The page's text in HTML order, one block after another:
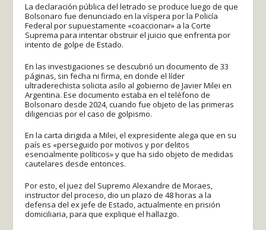
La declaración pública del letrado se produce luego de que
Bolsonaro fue denunciado en la víspera por la Policía
Federal por supuestamente «coaccionar» a la Corte
Suprema para intentar obstruir el juicio que enfrenta por
intento de golpe de Estado.
En las investigaciones se descubrió un documento de 33
páginas, sin fecha ni firma, en donde el líder
ultraderechista solicita asilo al gobierno de Javier Milei en
Argentina. Ese documento estaba en el teléfono de
Bolsonaro desde 2024, cuando fue objeto de las primeras
diligencias por el caso de golpismo.
En la carta dirigida a Milei, el expresidente alega que en su
país es «perseguido por motivos y por delitos
esencialmente políticos» y que ha sido objeto de medidas
cautelares desde entonces.
Por esto, el juez del Supremo Alexandre de Moraes,
instructor del proceso, dio un plazo de 48 horas a la
defensa del ex jefe de Estado, actualmente en prisión
domiciliaria, para que explique el hallazgo.